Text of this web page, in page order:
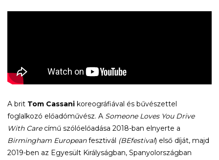
A brit Tom Cassani koreográfiával és bűvészettel
foglalkozó előadóművész. A Someone Loves You Drive
With Carecímű szólóelőadása 2018-ban elnyerte a
Birmingham Europeanfesztivál (BEfestival) első díját, majd
2019-ben az Egyesült Királyságban, Spanyolországban